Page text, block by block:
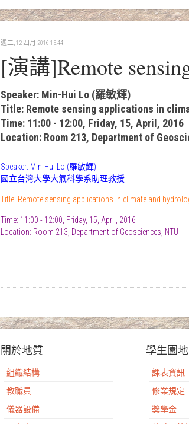
週二, 12 四月 2016 15:44
[演講]Remote
Speaker: Min-Hui Lo (羅敏輝)
Title: Remote sensing applications in
Time: 11:00 - 12:00, Friday, 15, April, 2016
Location: Room 213, Department of
Speaker: Min-Hui Lo (羅敏輝)
國立台灣大學大氣科學系助理教授
Title: Remote sensing applications in climate and
Time: 11:00 - 12:00, Friday, 15, April, 2016
Location: Room 213, Department of Geosciences, NTU
關於地質
組織結構
教職員
儀器設備
學生園地
課表資訊
修業規定
獎學金